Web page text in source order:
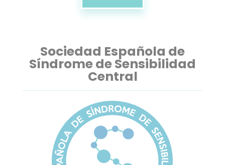
Sociedad Española de
Síndrome de Sensibilidad
Central